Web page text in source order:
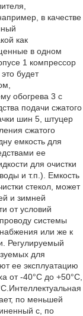
в качестве
как
в одном
1 компрессор
будет
обогрева 3 с
подачи сжатого
шин 5, штуцер
сжатого
емкость для
ее
для очистки
и т.п.). Емкость
стекол, может
и зимней
от условий
системы
или же к
Регулируемый
для
ее эксплуатацию
от -40°С до +50°С,
по меньшей
с, по